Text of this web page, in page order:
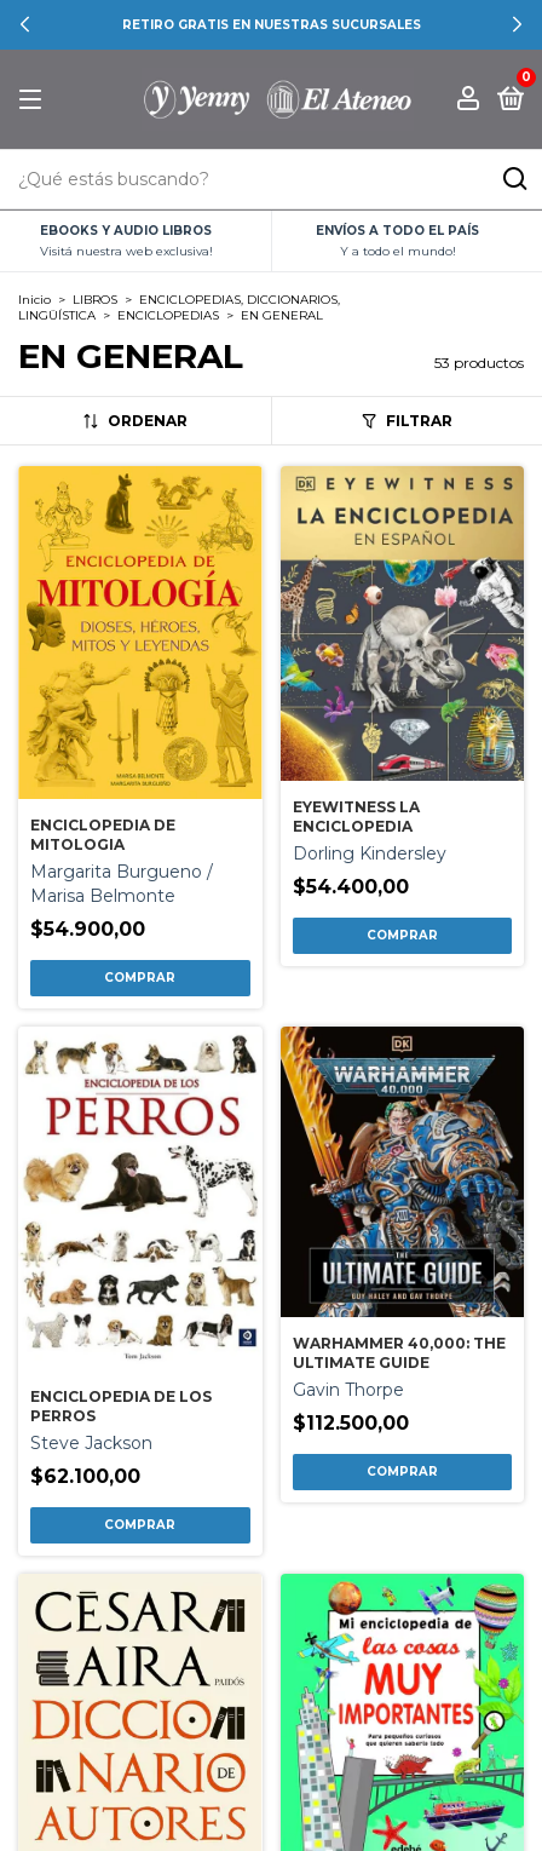
RETIRO GRATIS EN NUESTRAS SUCURSALES
0
EBOOKS Y AUDIO LIBROS
Visitá nuestra web exclusiva!
ENVÍOS A TODO EL PAÍS
Y a todo el mundo!
Inicio > LIBROS > ENCICLOPEDIAS, DICCIONARIOS,
LINGÜÍSTICA > ENCICLOPEDIAS > EN GENERAL
EN GENERAL 53 productos
ORDENAR FILTRAR
ENCICLOPEDIA DE
MITOLOGIA
Margarita Burgueno /
Marisa Belmonte
$54.900,00
EYEWITNESS LA
ENCICLOPEDIA
Dorling Kindersley
$54.400,00
ENCICLOPEDIA DE LOS
PERROS
Steve Jackson
$62.100,00
WARHAMMER 40,000: THE
ULTIMATE GUIDE
Gavin Thorpe
$112.500,00